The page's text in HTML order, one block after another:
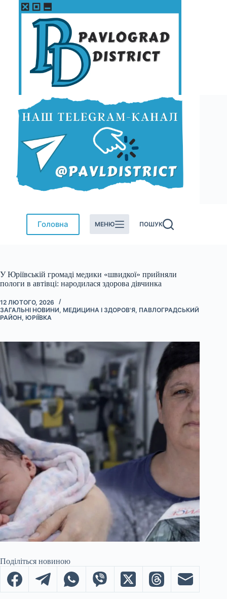
Перейти
Головна МЕНЮ ПОШУК
У Юріївській громаді медики «швидкої» прийняли
пологи в автівці: народилася здорова дівчинка
12 ЛЮТОГО, 2026
ЗАГАЛЬНІ НОВИНИ, МЕДИЦИНА І ЗДОРОВ'Я, ПАВЛОГРАДСЬКИЙ
РАЙОН, ЮРІЇВКА
Поділіться новиною